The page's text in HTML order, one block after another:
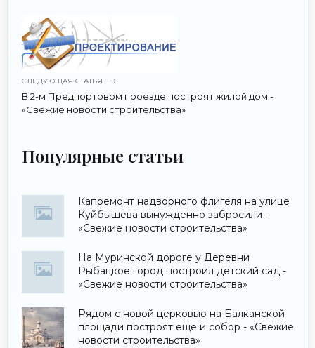
СЛЕДУЮЩАЯ СТАТЬЯ
В 2-м Предпортовом проезде построят жилой дом -
«Свежие новости строительства»
Популярные статьи
Капремонт надворного флигеля на улице
Куйбышева вынужденно забросили -
«Свежие новости строительства»
На Муринской дороге у Деревни
Рыбацкое город построил детский сад -
«Свежие новости строительства»
Рядом с новой церковью на Балканской
площади построят еще и собор - «Свежие
новости строительства»